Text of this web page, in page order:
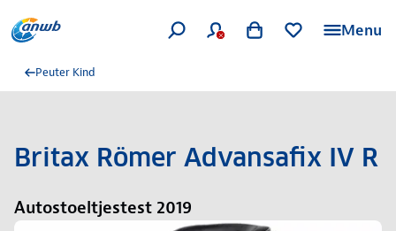
Menu
Peuter Kind
Britax Römer Advansafix IV R
Autostoeltjestest 2019